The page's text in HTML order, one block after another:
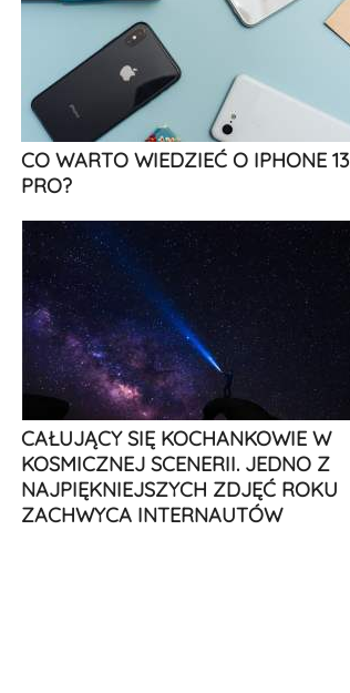
CO WARTO WIEDZIEĆ O IPHONE 13
PRO?
CAŁUJĄCY SIĘ KOCHANKOWIE W
KOSMICZNEJ SCENERII. JEDNO Z
NAJPIĘKNIEJSZYCH ZDJĘĆ ROKU
ZACHWYCA INTERNAUTÓW